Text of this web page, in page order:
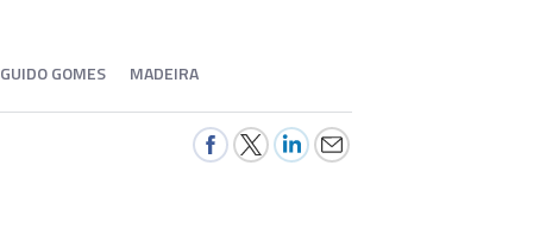
GUIDO GOMES MADEIRA